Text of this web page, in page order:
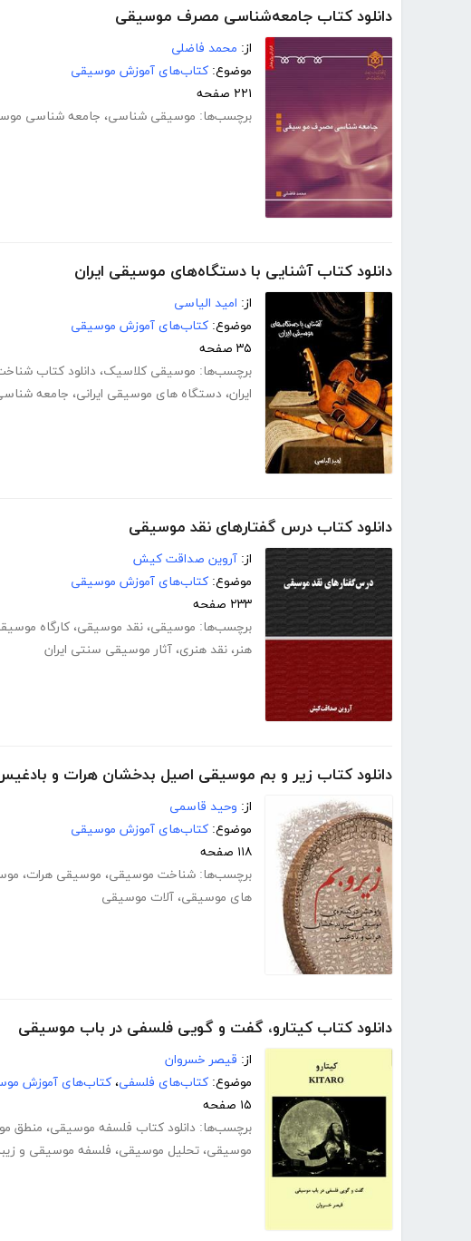
دانلود کتاب جامعه‌شناسی مصرف موسیقی
از: محمد فاضلی
موضوع: کتاب‌های آموزش موسیقی
۲۲۱ صفحه
برچسب‌ها: موسیقی شناسی، جامعه شناسی
دانلود کتاب آشنایی با دستگاه‌های موسیقی ایران
از: امید الیاسی
موضوع: کتاب‌های آموزش موسیقی
۳۵ صفحه
برچسب‌ها: موسیقی کلاسیک، دانلود کتاب
ایران، دستگاه های موسیقی ایرانی، جامعه
دانلود کتاب درس گفتارهای نقد موسیقی
از: آروین صداقت کیش
موضوع: کتاب‌های آموزش موسیقی
۲۳۳ صفحه
برچسب‌ها: موسیقی، نقد موسیقی، کارگاه
هنر، نقد هنری، آثار موسیقی سنتی ایران
دانلود کتاب زیر و بم موسیقی اصیل بدخشان هرات و
از: وحید قاسمی
موضوع: کتاب‌های آموزش موسیقی
۱۱۸ صفحه
برچسب‌ها: شناخت موسیقی، موسیقی هرات،
های موسیقی، آلات موسیقی
دانلود کتاب کیتارو، گفت و گویی فلسفی در باب موسیقی
از: قیصر خسروان
موضوع: کتاب‌های فلسفی، کتاب‌های آموزش
۱۵ صفحه
برچسب‌ها: دانلود کتاب فلسفه موسیقی، منطق
موسیقی، تحلیل موسیقی، فلسفه موسیقی و